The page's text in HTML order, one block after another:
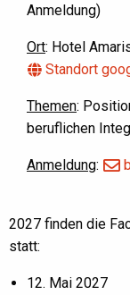
Anmeldung)
Ort: Hotel
Standort
Themen:
beruflichen
Anmeldung:
2027 finden die
statt:
12. Mai 2027